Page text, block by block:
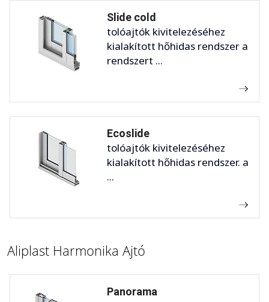
Slide cold
tolóajtók kivitelezéséhez
kialakított hőhidas rendszer a
rendszert ...
Ecoslide
tolóajtók kivitelezéséhez
kialakított hőhidas rendszer. a
...
Aliplast Harmonika Ajtó
Panorama